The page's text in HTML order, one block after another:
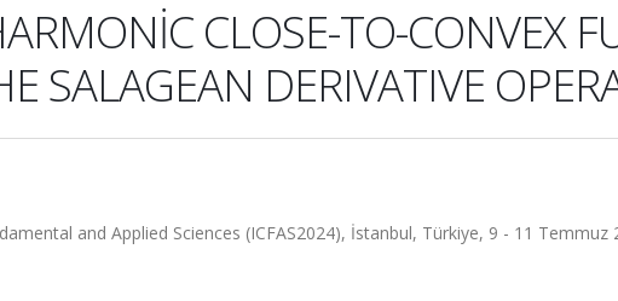
CLOSE-TO-CONVEX
SALAGEAN DERIVATIVE
and Applied Sciences (ICFAS2024), İstanbul, Türkiye, 9 - 11 Temmuz